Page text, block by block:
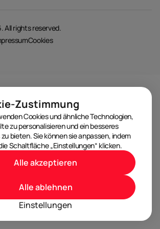
All rights reserved.
Cookies
Zustimmung
Cookies und ähnliche Technologien,
zu personalisieren und ein besseres
zu bieten. Sie können sie anpassen, indem
Schaltfläche „Einstellungen“ klicken.
Einstellungen
Alle ablehnen
Alle akzeptieren